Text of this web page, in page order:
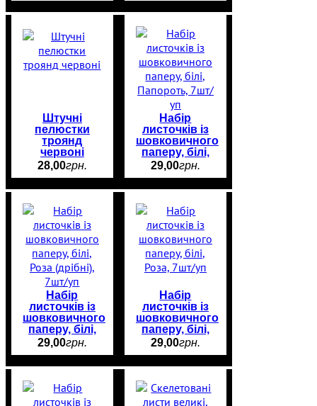
Штучні
пелюстки
троянд
червоні
28,00грн.
Набір
листочків із
шовковичного
паперу, білі,
Папороть,
7шт/уп
29,00грн.
Набір
листочків із
шовковичного
паперу, білі,
Роза (дрібні),
7шт/уп
29,00грн.
Набір
листочків із
шовковичного
паперу, білі,
Роза, 7шт/уп
29,00грн.